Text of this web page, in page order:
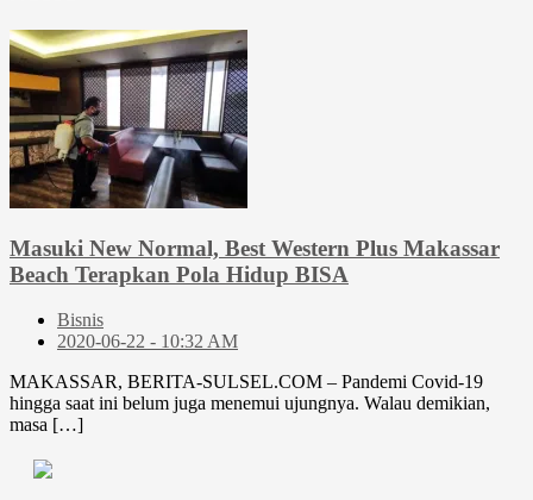
Masuki New Normal, Best Western Plus Makassar
Beach Terapkan Pola Hidup BISA
Bisnis
2020-06-22 - 10:32 AM
MAKASSAR, BERITA-SULSEL.COM – Pandemi Covid-19
hingga saat ini belum juga menemui ujungnya. Walau demikian,
masa […]